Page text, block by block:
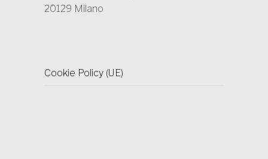
20129 Milano
Cookie Policy (UE)